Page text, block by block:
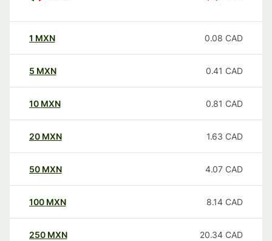
1 MXN 0.08 CAD
5 MXN 0.41 CAD
10 MXN 0.81 CAD
20 MXN 1.63 CAD
50 MXN 4.07 CAD
100 MXN 8.14 CAD
250 MXN 20.34 CAD